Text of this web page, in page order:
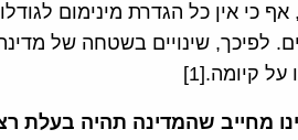
כי אין כל הגדרת מינימום
לפיכך, שינויים בשטחה של
קיומה.[1]
מחייב שהמדינה תהיה בעלת